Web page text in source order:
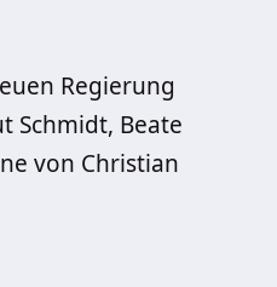
Regierung
Schmidt, Beate
von Christian